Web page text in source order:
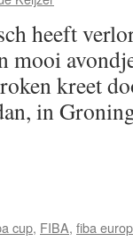
heeft
mooi
kreet
in
cup, FIBA, fiba